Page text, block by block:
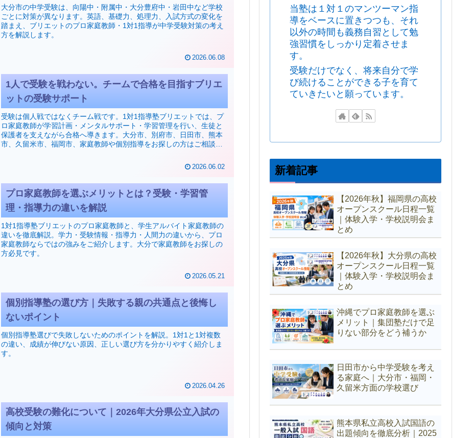
大分市の中学受験は、向陽中・附属中・大分豊府中・岩田中など学校
ごとに対策が異なります。英語、基礎力、処理力、入試方式の変化を
踏まえ、ブリエットのプロ家庭教師・1対1指導が中学受験対策の考え
方を解説します。
2026.06.08
1人で受験を戦わない。チームで合格を目指すブリエ
ットの受験サポート
受験は個人戦ではなくチーム戦です。1対1指導塾ブリエットでは、プ
ロ家庭教師が学習計画・メンタルサポート・学習管理を行い、生徒と
保護者を支えながら合格へ導きます。大分市、別府市、日田市、熊本
市、久留米市、福岡市、家庭教師や個別指導をお探しの方はご相談く
2026.06.02
プロ家庭教師を選ぶメリットとは？受験・学習管
理・指導力の違いを解説
1対1指導塾ブリエットのプロ家庭教師と、学生アルバイト家庭教師の
違いを徹底解説。学力・受験情報・指導力・人間力の違いから、プロ
家庭教師ならではの強みをご紹介します。大分で家庭教師をお探しの
方必見です。
2026.05.21
個別指導塾の選び方｜失敗する親の共通点と後悔し
ないポイント
個別指導塾選びで失敗しないためのポイントを解説。1対1と1対複数
の違い、成績が伸びない原因、正しい選び方を分かりやすく紹介しま
す。
2026.04.26
高校受験の難化について｜2026年大分県公立入試の
傾向と対策
当塾は１対１のマンツーマン指
導をベースに置きつつも、それ
以外の時間も義務自習として勉
強習慣をしっかり定着させま
す。
受験だけでなく、将来自分で学
び続けることができる子を育て
ていきたいと願っています。
新着記事
【2026年秋】福岡県の高校
オープンスクール日程一覧
｜体験入学・学校説明会ま
とめ
【2026年秋】大分県の高校
オープンスクール日程一覧
｜体験入学・学校説明会ま
とめ
沖縄でプロ家庭教師を選ぶ
メリット｜集団塾だけで足
りない部分をどう補うか
日田市から中学受験を考え
る家庭へ｜大分市・福岡・
久留米方面の学校選び
熊本県私立高校入試国語の
出題傾向を徹底分析｜2025